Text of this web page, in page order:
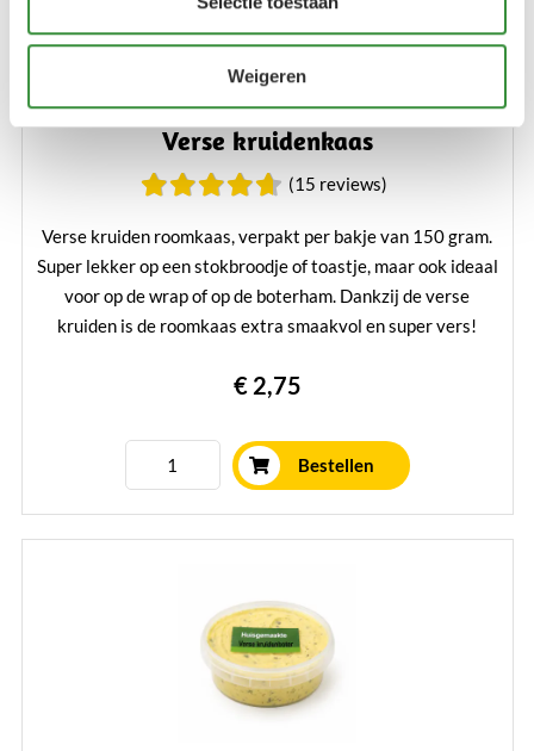
Weigeren
Verse kruidenkaas
(15 reviews)
Verse kruiden roomkaas, verpakt per bakje van 150 gram.
Super lekker op een stokbroodje of toastje, maar ook ideaal
voor op de wrap of op de boterham. Dankzij de verse
kruiden is de roomkaas extra smaakvol en super vers!
€ 2,75
Bestellen